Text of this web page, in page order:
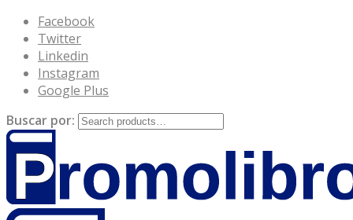
Facebook
Twitter
Linkedin
Instagram
Google Plus
Buscar por: